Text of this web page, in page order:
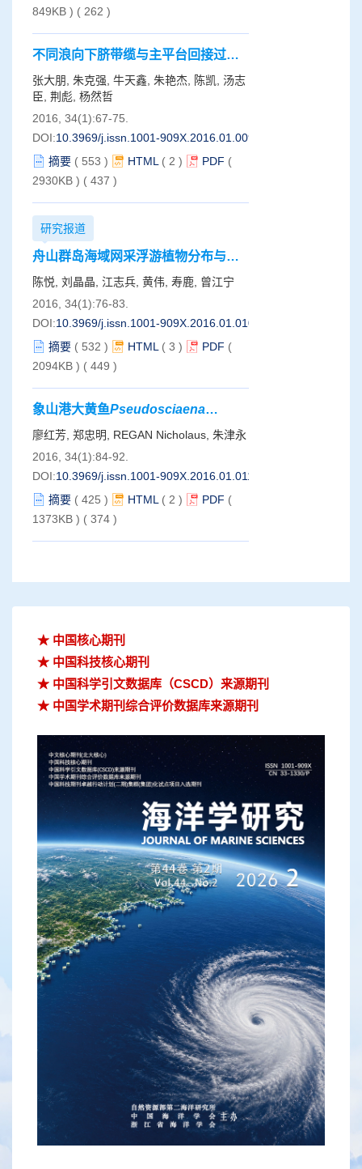
849KB ) ( 262 )
不同浪向下脐带缆与主平台回接过程
中的动力学响应
张大朋, 朱克强, 牛天鑫, 朱艳杰, 陈凯, 汤志
臣, 荆彪, 杨然哲
2016, 34(1):67-75.
DOI:10.3969/j.issn.1001-909X.2016.01.009
摘要 ( 553 ) HTML ( 2 ) PDF (
2930KB ) ( 437 )
研究报道
舟山群岛海域网采浮游植物分布与多
样性
陈悦, 刘晶晶, 江志兵, 黄伟, 寿鹿, 曾江宁
2016, 34(1):76-83.
DOI:10.3969/j.issn.1001-909X.2016.01.010
摘要 ( 532 ) HTML ( 3 ) PDF (
2094KB ) ( 449 )
象山港大黄鱼Pseudosciaena
crocea 网箱养殖区沉积物-水界面营养
盐通量研究
廖红芳, 郑忠明, REGAN Nicholaus, 朱津永
2016, 34(1):84-92.
DOI:10.3969/j.issn.1001-909X.2016.01.011
摘要 ( 425 ) HTML ( 2 ) PDF (
1373KB ) ( 374 )
★ 中国核心期刊
★ 中国科技核心期刊
★ 中国科学引文数据库（CSCD）来源期刊
★ 中国学术期刊综合评价数据库来源期刊